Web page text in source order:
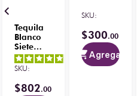
Tequila
Blanco
Siete
Leguas
Nueva
1 Litro
4.9/5-
SKU:
$802.00
750 ml
SKU:
$300.00
Agregar